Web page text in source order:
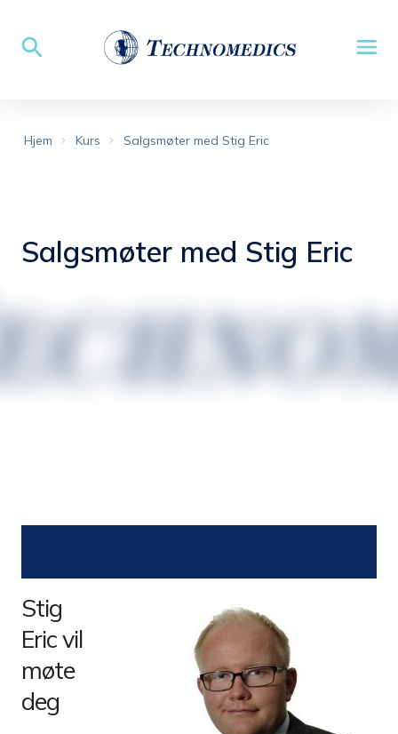
Hjem Kurs Salgsmøter med Stig Eric
Salgsmøter med Stig Eric
Stig
Eric vil
møte
deg